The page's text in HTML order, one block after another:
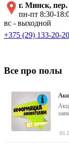
г. Минск,
пн-пт 8:30-
вс - выходной
+375 (29) 133-20-20
Все про полы